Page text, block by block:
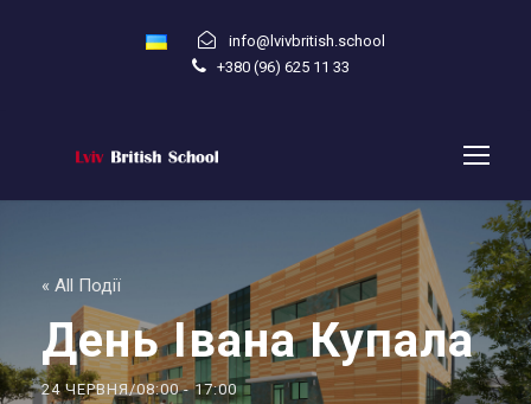
info@lvivbritish.school
+380 (96) 625 11 33
« All Події
День Івана Купала
24 ЧЕРВНЯ/08:00-17:00